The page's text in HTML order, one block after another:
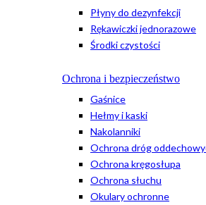
Płyny do dezynfekcji
Rękawiczki jednorazowe
Środki czystości
Ochrona i bezpieczeństwo
Gaśnice
Hełmy i kaski
Nakolanniki
Ochrona dróg
Ochrona kręgosłupa
Ochrona słuchu
Okulary ochronne